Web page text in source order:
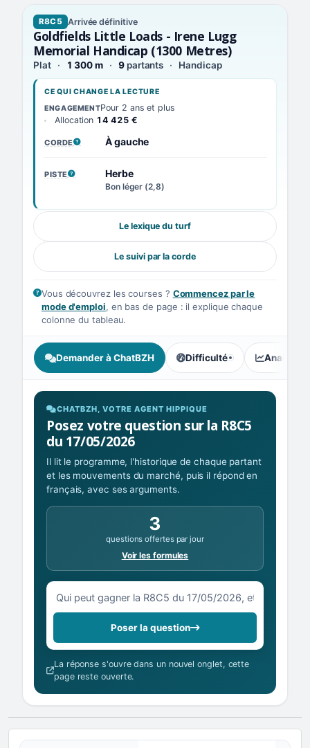
R8C5 Arrivée définitive
Goldfields Little Loads - Irene Lugg
Memorial Handicap (1300 Metres)
Plat 1 300 m 9partants Handicap
CE QUI CHANGE LA LECTURE
ENGAGEMENTPour 2 ans et plus
Allocation 14 425 €
CORDE
, VOIR LA DÉFINITION
À gauche
PISTE
, VOIR LA DÉFINITION
Herbe
Bon léger (2,8)
Le lexique du turf
Le suivi par la corde
Vous découvrez les courses ? Commencez par le
mode d'emploi, en bas de page : il explique chaque
colonne du tableau.
Demander à ChatBZH Difficulté
, tendance des parieurs :
Analyse
CHATBZH, VOTRE AGENT HIPPIQUE
Posez votre question sur la R8C5
du 17/05/2026
Il lit le programme, l'historique de chaque partant
et les mouvements du marché, puis il répond en
français, avec ses arguments.
3
questions offertes par jour
Voir les formules
Votre question sur la R8C5 du 17/05/2026
Poser la question
La réponse s'ouvre dans un nouvel onglet, cette
page reste ouverte.